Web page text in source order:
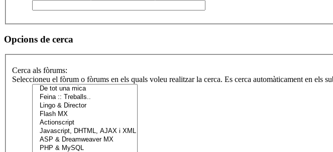
Opcions de cerca
Cerca als fòrums:
Seleccioneu el fòrum o fòrums en els quals voleu realitzar la cerca. Es cerca automàticament en els